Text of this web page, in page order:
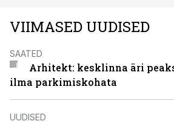
VIIMASED UUDISED
SAATED
Arhitekt: kesklinna äri
ilma parkimiskohata
UUDISED